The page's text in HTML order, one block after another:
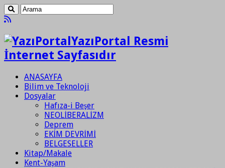
YazıPortal Resmi
İnternet Sayfasıdır
ANASAYFA
Bilim ve Teknoloji
Dosyalar
Hafıza-i Beşer
NEOLİBERALİZM
Deprem
EKİM DEVRİMİ
BELGESELLER
Kitap/Makale
Kent-Yaşam